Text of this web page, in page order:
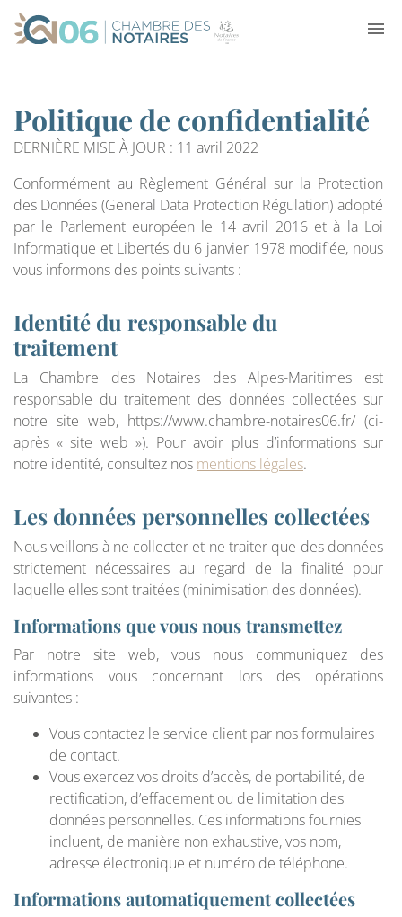
Politique de confidentialité
DERNIÈRE MISE À JOUR : 11 avril 2022
Conformément au Règlement Général sur la Protection
des Données (General Data Protection Régulation) adopté
par le Parlement européen le 14 avril 2016 et à la Loi
Informatique et Libertés du 6 janvier 1978 modifiée, nous
vous informons des points suivants :
Identité du responsable du
traitement
La Chambre des Notaires des Alpes-Maritimes est
responsable du traitement des données collectées sur
notre site web, https://www.chambre-notaires06.fr/ (ci-
après « site web »). Pour avoir plus d’informations sur
notre identité, consultez nos mentions légales.
Les données personnelles collectées
Nous veillons à ne collecter et ne traiter que des données
strictement nécessaires au regard de la finalité pour
laquelle elles sont traitées (minimisation des données).
Informations que vous nous transmettez
Par notre site web, vous nous communiquez des
informations vous concernant lors des opérations
suivantes :
Vous contactez le service client par nos formulaires
de contact.
Vous exercez vos droits d’accès, de portabilité, de
rectification, d’effacement ou de limitation des
données personnelles. Ces informations fournies
incluent, de manière non exhaustive, vos nom,
adresse électronique et numéro de téléphone.
Informations automatiquement collectées